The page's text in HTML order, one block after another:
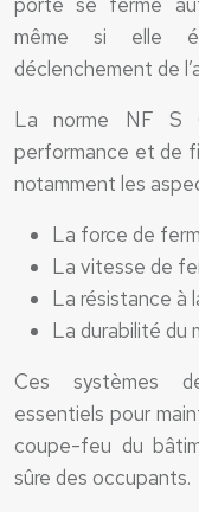
même si elle
déclenchement de
La norme NF S
performance et de
notamment les
La force de
La vitesse de
La résistance à
La durabilité du
Ces systèmes
essentiels pour
coupe-feu du
sûre des occupants.